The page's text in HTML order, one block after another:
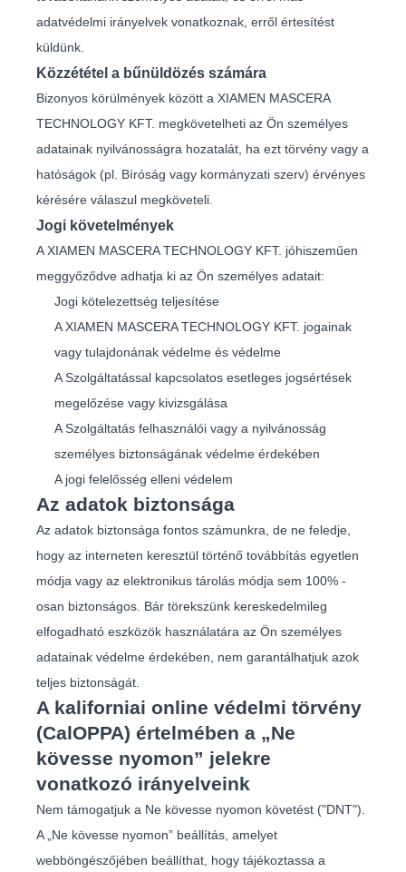
adatvédelmi irányelvek vonatkoznak, erről értesítést
küldünk.
Közzététel a bűnüldözés számára
Bizonyos körülmények között a XIAMEN MASCERA
TECHNOLOGY KFT. megkövetelheti az Ön személyes
adatainak nyilvánosságra hozatalát, ha ezt törvény vagy a
hatóságok (pl. Bíróság vagy kormányzati szerv) érvényes
kérésére válaszul megköveteli.
Jogi követelmények
A XIAMEN MASCERA TECHNOLOGY KFT. jóhiszeműen
meggyőződve adhatja ki az Ön személyes adatait:
Jogi kötelezettség teljesítése
A XIAMEN MASCERA TECHNOLOGY KFT. jogainak
vagy tulajdonának védelme és védelme
A Szolgáltatással kapcsolatos esetleges jogsértések
megelőzése vagy kivizsgálása
A Szolgáltatás felhasználói vagy a nyilvánosság
személyes biztonságának védelme érdekében
A jogi felelősség elleni védelem
Az adatok biztonsága
Az adatok biztonsága fontos számunkra, de ne feledje,
hogy az interneten keresztül történő továbbítás egyetlen
módja vagy az elektronikus tárolás módja sem 100% -
osan biztonságos. Bár törekszünk kereskedelmileg
elfogadható eszközök használatára az Ön személyes
adatainak védelme érdekében, nem garantálhatjuk azok
teljes biztonságát.
A kaliforniai online védelmi törvény
(CalOPPA) értelmében a „Ne
kövesse nyomon” jelekre
vonatkozó irányelveink
Nem támogatjuk a Ne kövesse nyomon követést ("DNT").
A „Ne kövesse nyomon” beállítás, amelyet
webböngészőjében beállíthat, hogy tájékoztassa a